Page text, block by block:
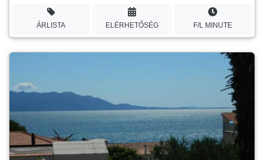
ÁRLISTA ELÉRHETŐSÉG F/L MINUTE